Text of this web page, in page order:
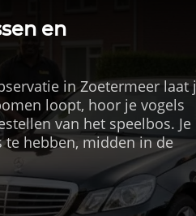
en
in Zoetermeer laat
loopt, hoor je vogels
van het speelbos.​ Je
te hebben, midden in de